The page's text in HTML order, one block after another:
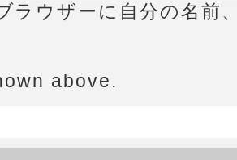
ラウザーに自分の名前
above.